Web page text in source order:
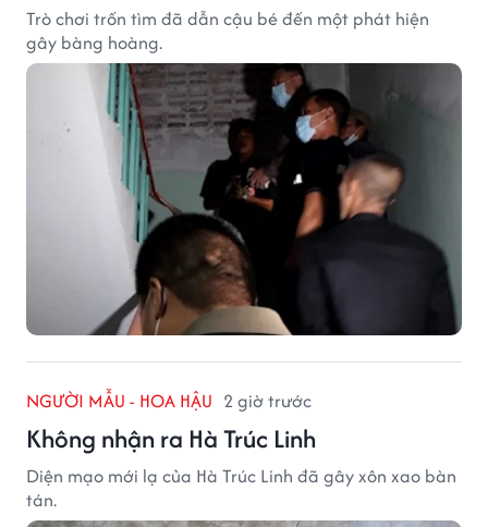
Trò chơi trốn tìm đã dẫn cậu bé đến một phát hiện
gây bàng hoàng.
NGƯỜI MẪU - HOA HẬU 2 giờ trước
Không nhận ra Hà Trúc Linh
Diện mạo mới lạ của Hà Trúc Linh đã gây xôn xao bàn
tán.